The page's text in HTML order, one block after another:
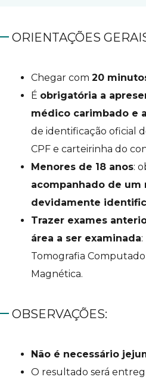
ORIENTAÇÕES
Chegar com 20
É obrigatória a
médico carimbado e
de identificação oficial
CPF e carteirinha do
Menores de 18 anos:
acompanhado de
devidamente
Trazer exames
área a ser examinada
Tomografia
Magnética.
OBSERVAÇÕES:
Não é necessário
O resultado será